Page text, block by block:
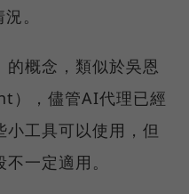
。
概念，類似於吳恩
），儘管AI代理已經
工具可以使用，但
一定適用。